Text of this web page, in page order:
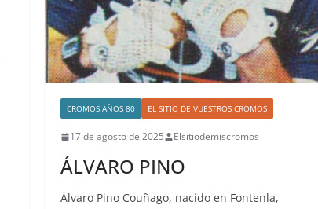
CROMOS AÑOS 80 EL SITIO DE VUESTROS CROMOS
17 de agosto de 2025 Elsitiodemiscromos
ÁLVARO PINO
Álvaro Pino Couñago, nacido en Fontenla,